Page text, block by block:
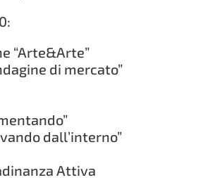
“Arte&Arte”
di mercato”
dall’interno”
Attiva